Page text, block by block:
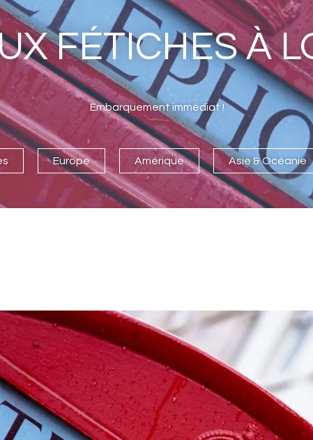
FÉTICHES À
Embarquement immédiat !
Europe Amérique Asie & Océanie